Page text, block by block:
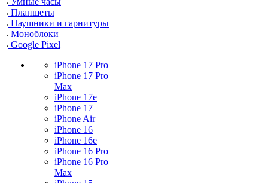
Планшеты
Наушники и гарнитуры
Моноблоки
Google Pixel
iPhone 17 Pro
iPhone 17 Pro
Max
iPhone 17e
iPhone 17
iPhone Air
iPhone 16
iPhone 16e
iPhone 16 Pro
iPhone 16 Pro
Max